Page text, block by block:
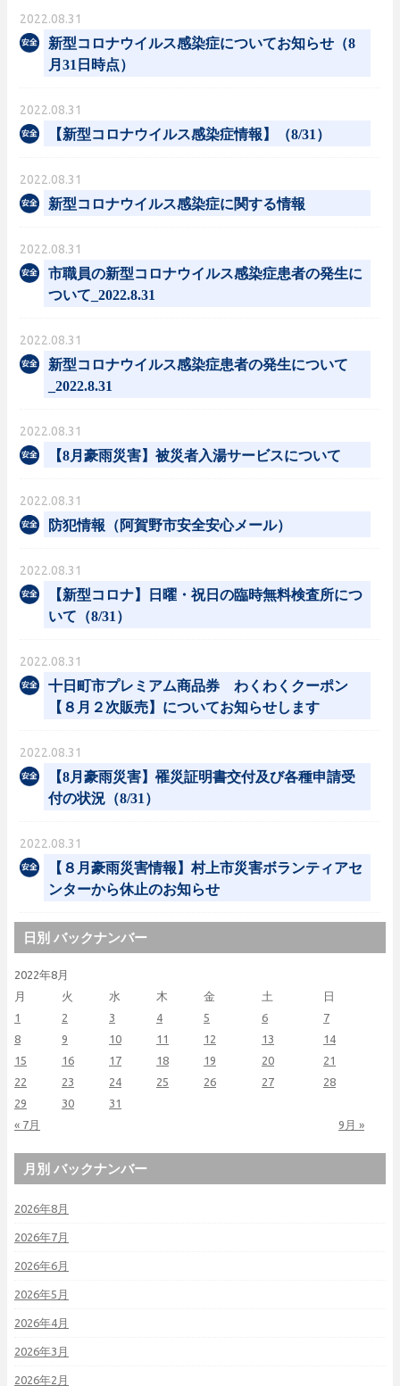
2022.08.31
新型コロナウイルス感染症についてお知らせ（8
月31日時点）
2022.08.31
【新型コロナウイルス感染症情報】（8/31）
2022.08.31
新型コロナウイルス感染症に関する情報
2022.08.31
市職員の新型コロナウイルス感染症患者の発生に
ついて_2022.8.31
2022.08.31
新型コロナウイルス感染症患者の発生について
_2022.8.31
2022.08.31
【8月豪雨災害】被災者入湯サービスについて
2022.08.31
防犯情報（阿賀野市安全安心メール）
2022.08.31
【新型コロナ】日曜・祝日の臨時無料検査所につ
いて（8/31）
2022.08.31
十日町市プレミアム商品券 わくわくクーポン
【８月２次販売】についてお知らせします
2022.08.31
【8月豪雨災害】罹災証明書交付及び各種申請受
付の状況（8/31）
2022.08.31
【８月豪雨災害情報】村上市災害ボランティアセ
ンターから休止のお知らせ
日別 バックナンバー
2022年8月
月
火 水 木 金 土 日
« 7月 9月 »
1 2 3 4 5 6
7
8
9 10 11 12 13
14
15
16 17 18 19 20
21
22
23 24 25 26 27
28
29
30 31
月別 バックナンバー
2026年8月
2026年7月
2026年6月
2026年5月
2026年4月
2026年3月
2026年2月